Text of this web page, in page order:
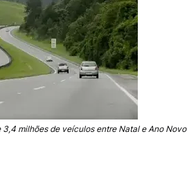
milhões de veículos entre Natal e Ano Novo